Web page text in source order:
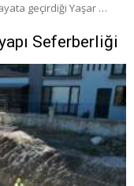
geçirdiği Yaşar …
Seferberliği